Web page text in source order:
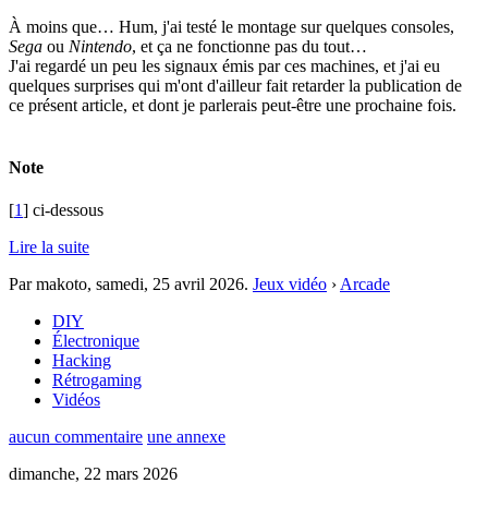
À moins que… Hum, j'ai testé le montage sur quelques consoles,
Sega ou Nintendo, et ça ne fonctionne pas du tout…
J'ai regardé un peu les signaux émis par ces machines, et j'ai eu
quelques surprises qui m'ont d'ailleur fait retarder la publication de
ce présent article, et dont je parlerais peut-être une prochaine fois.
Note
[1] ci-dessous
Lire la suite
Par makoto, samedi, 25 avril 2026. Jeux vidéo › Arcade
DIY
Électronique
Hacking
Rétrogaming
Vidéos
aucun commentaire une annexe
dimanche, 22 mars 2026